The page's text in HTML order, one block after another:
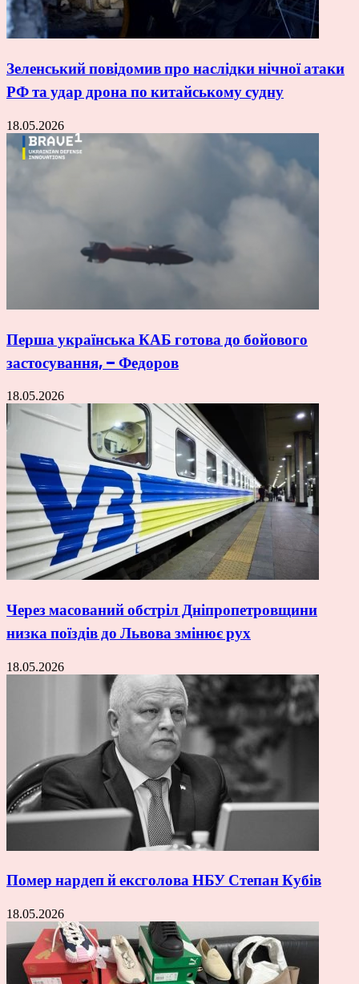
Зеленський повідомив про наслідки нічної атаки
РФ та удар дрона по китайському судну
18.05.2026
Перша українська КАБ готова до бойового
застосування, – Федоров
18.05.2026
Через масований обстріл Дніпропетровщини
низка поїздів до Львова змінює рух
18.05.2026
Помер нардеп й ексголова НБУ Степан Кубів
18.05.2026